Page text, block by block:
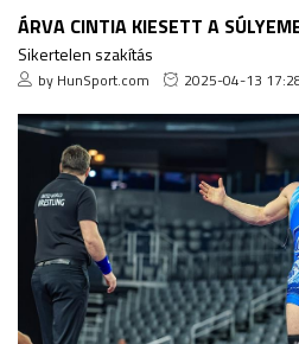
ÁRVA CINTIA KIESETT A
Sikertelen szakítás
by HunSport.com 2025-04-13